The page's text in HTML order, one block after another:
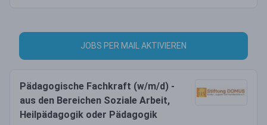
JOBS PER MAIL AKTIVIEREN
Pädagogische Fachkraft (w/m/d) -
aus den Bereichen Soziale Arbeit,
Heilpädagogik oder Pädagogik